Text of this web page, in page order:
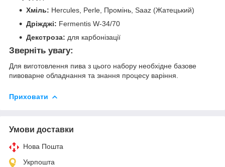
Хміль: Hercules, Perle, Промінь, Saaz (Жатецький)
Дріжджі: Fermentis W-34/70
Декстроза: для карбонізації
Зверніть увагу:
Для виготовлення пива з цього набору необхідне базове
пивоварне обладнання та знання процесу варіння.
Приховати
Умови доставки
Нова Пошта
Укрпошта